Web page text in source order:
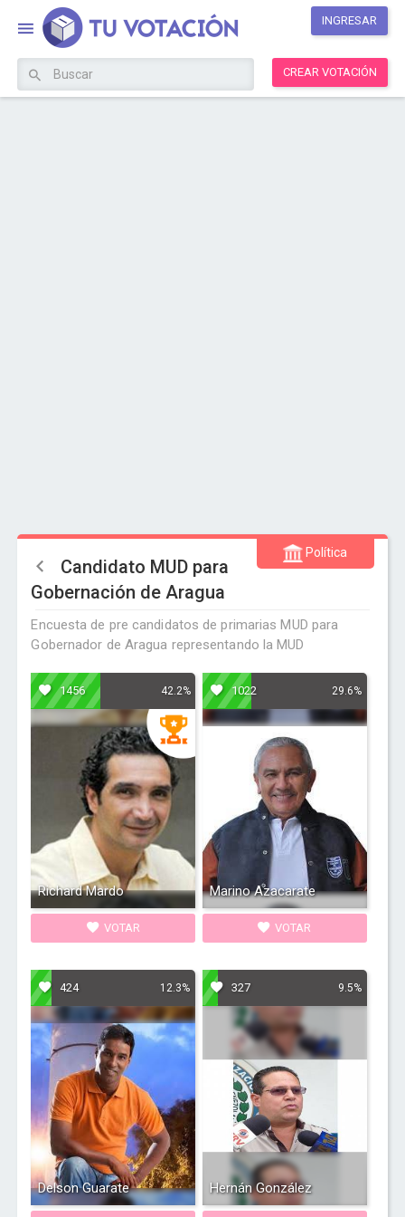
INGRESAR
CREAR VOTACIÓN
Política
Candidato MUD para
Gobernación de Aragua
Encuesta de pre candidatos de primarias MUD para
Gobernador de Aragua representando la MUD
1456 42.2%
Richard Mardo
VOTAR
1022 29.6%
Marino Azacarate
VOTAR
424 12.3%
Delson Guarate
327 9.5%
Hernán González